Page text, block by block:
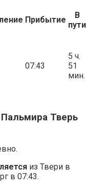
Прибытие
В
пути
07:43
5 ч.
51
мин.
Тверь
из Твери в
в 07:43.